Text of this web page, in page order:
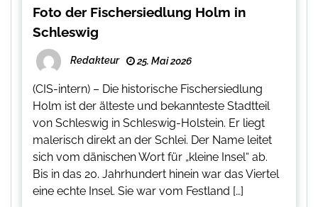
Foto der Fischersiedlung Holm in
Schleswig
Redakteur 25. Mai 2026
(CIS-intern) – Die historische Fischersiedlung
Holm ist der älteste und bekannteste Stadtteil
von Schleswig in Schleswig-Holstein. Er liegt
malerisch direkt an der Schlei. Der Name leitet
sich vom dänischen Wort für „kleine Insel“ ab.
Bis in das 20. Jahrhundert hinein war das Viertel
eine echte Insel. Sie war vom Festland […]